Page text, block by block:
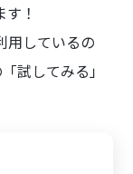
！
用しているの
試してみる」